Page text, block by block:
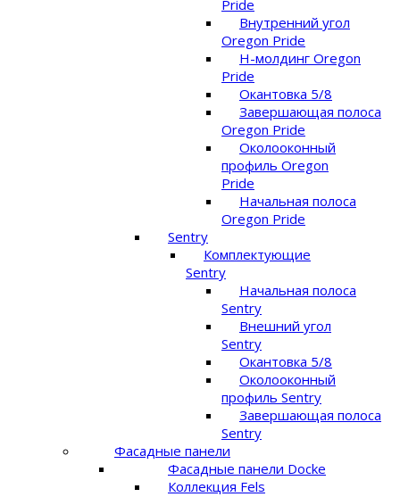
Pride
Внутренний угол
Oregon Pride
Н-молдинг Oregon
Pride
Окантовка 5/8
Завершающая полоса
Oregon Pride
Околооконный
профиль Oregon
Pride
Начальная полоса
Oregon Pride
Sentry
Комплектующие
Sentry
Начальная полоса
Sentry
Внешний угол
Sentry
Окантовка 5/8
Околооконный
профиль Sentry
Завершающая полоса
Sentry
Фасадные панели
Фасадные панели Docke
Коллекция Fels